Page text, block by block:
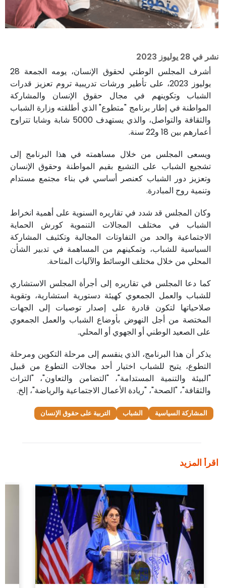
نشر في 28 يوليوز 2023
أشرف المجلس الوطني لحقوق الإنسان، يومه الجمعة 28
يوليوز 2023، على تأطير ورشات تدريبية تروم تعزيز قدرات
الشباب وتكوينهم في مجال حقوق الإنسان والمشاركة
المواطنة في إطار برنامج "متطوع" الذي أطلقته وزارة الشباب
والثقافة والتواصل، والذي يستهدف 5000 شابة وشابا تتراوح
أعمارهم بين 18 و22 سنة.
ويسعى المجلس من خلال مساهمته في هذا البرنامج إلى
تشجيع الشباب على التشبع بقيم المواطنة وحقوق الإنسان
وتعزيز دور الشباب كعنصر أساسي في بناء مجتمع مستدام
وتنمية روح المبادرة.
وكان المجلس قد شدد في تقاريره السنوية على أهمية انخراط
الشباب في مختلف المجالات التنموية كورش الحماية
الاجتماعية والحد من التفاوتات المجالية وتكثيف المشاركة
السياسية للشباب، وتمكينهم من المساهمة في تدبير الشأن
المحلي من خلال مختلف الوسائط والآليات المتاحة.
كما دعا المجلس في تقاريره إلى أجرأة المجلس الاستشاري
للشباب والعمل الجمعوي كهيئة دستورية استشارية، وتقوية
صلاحياتها لتكون قادرة على إصدار توصيات إلى الجهات
المختصة من أجل النهوض بأوضاع الشباب والعمل الجمعوي
على الصعيد الوطني أو الجهوي أو المحلي.
يذكر أن هذا البرنامج، الذي ينقسم إلى مرحلة التكوين ومرحلة
التطوع، يتيح للشباب اختيار أحد مجالات التطوع من قبيل
"البيئة والتنمية المستدامة"، "التضامن والتعاون"، "التراث
والثقافة"، "الصحة"، "ريادة الأعمال الاجتماعية والرياضة"، إلخ.
المشاركة السياسية الشباب التربية على حقوق الإنسان
اقرأ المزيد